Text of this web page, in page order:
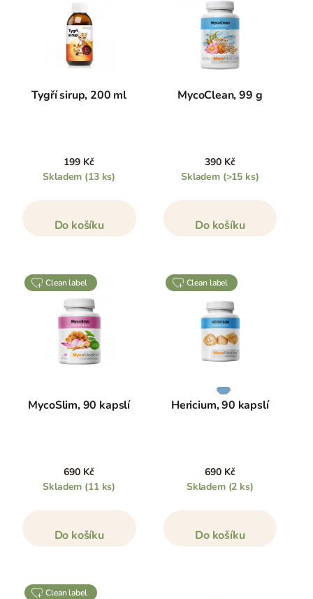
Tygří sirup, 200 ml
199 Kč
Skladem (13 ks)
Do košíku
MycoClean, 99 g
390 Kč
Skladem (>15 ks)
Do košíku
clean label
MycoSlim, 90 kapslí
690 Kč
Skladem (11 ks)
Do košíku
clean label
Hericium, 90 kapslí
690 Kč
Skladem (2 ks)
Do košíku
clean label